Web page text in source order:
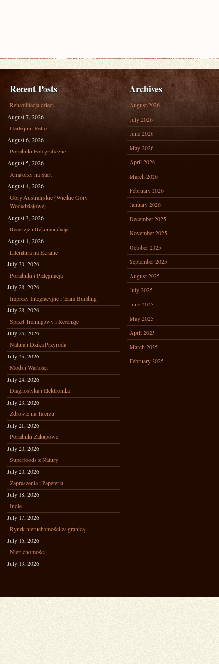
Recent Posts
Rehabilitacja dzieci
August 7, 2026
Harlequin Retro
August 6, 2026
Poradniki Fotograficzne
August 5, 2026
Amatorzy na Start
August 4, 2026
Góry Australijskie (Wielkie Góry
Wododziałowe)
August 3, 2026
Recenzje i Rekomendacje
August 1, 2026
Literatura na Ekranie
July 30, 2026
Poradniki i Pielęgnacja
July 28, 2026
Imprezy Integracyjne i Team Building
July 28, 2026
Sprzęt Treningowy i Recenzje
July 26, 2026
Natura i Dzika Przyroda
July 25, 2026
Moda i Wartości
July 24, 2026
Diagnostyka i Elektronika
July 23, 2026
Zdrowie na Talerzu
July 21, 2026
Poradniki Zakupowe
July 20, 2026
Superfoods z Natury
July 20, 2026
Zaproszenia i Papeteria
July 18, 2026
Indie
July 17, 2026
Rynek nieruchomości za granicą
July 16, 2026
Nieruchomości
July 13, 2026
Archives
August 2026
July 2026
June 2026
May 2026
April 2026
March 2026
February 2026
January 2026
December 2025
November 2025
October 2025
September 2025
August 2025
July 2025
June 2025
May 2025
April 2025
March 2025
February 2025